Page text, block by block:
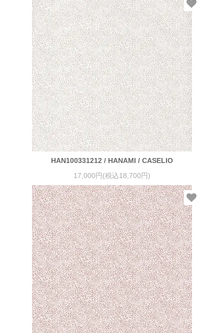
HAN100331212 / HANAMI / CASELIO
17,000円(税込18,700円)